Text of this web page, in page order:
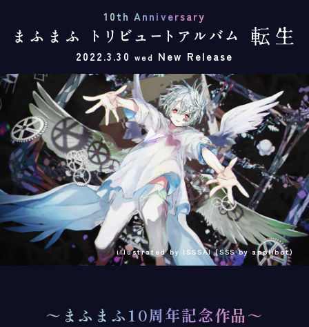
10th Anniversary
2022.3.30 wed New Release
illustrated by ISSSAI (SSS by applibot)
～まふまふ10周年記念作品～